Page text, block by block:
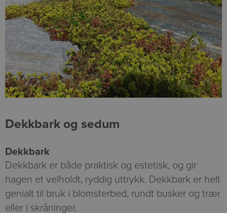
Dekkbark og sedum
Dekkbark
Dekkbark er både praktisk og estetisk, og gir
hagen et velholdt, ryddig uttrykk. Dekkbark er helt
genialt til bruk i blomsterbed, rundt busker og trær
eller i skråninger.